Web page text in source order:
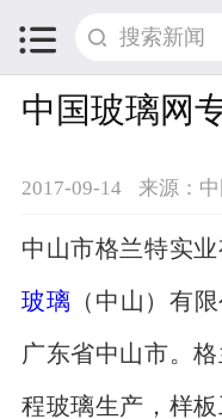

中国玻璃网
2017-09-14 来源：
中山市格兰特实
玻璃 （中山）有
广东省中山市。
程玻璃生产，样